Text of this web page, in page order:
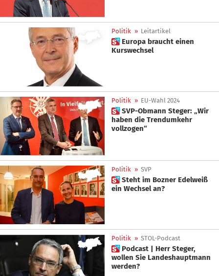
Politik » Leitartikel
 Europa braucht einen
Kurswechsel
Politik » EU-Wahl 2024
 SVP-Obmann Steger: „Wir
haben die Trendumkehr
vollzogen“
Politik » SVP
 Steht im Bozner Edelweiß
ein Wechsel an?
Politik » STOL-Podcast
 Podcast | Herr Steger,
wollen Sie Landeshauptmann
werden?